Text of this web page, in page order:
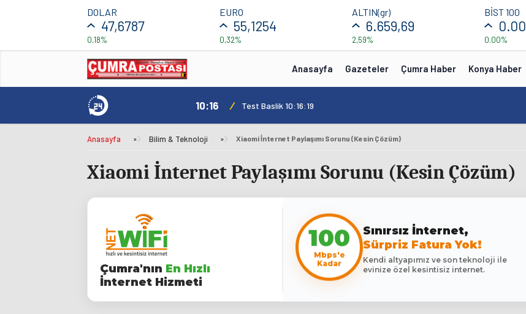
DOLAR
47,6787
0,18%
EURO
55,1254
0,32%
ALTIN(gr)
6.659,69
2,59%
BİST 100
0.00
0.00%
Anasayfa Gazeteler Çumra Haber Konya Haber
10:16 / Test Baslik 10:16:19
Anasayfa » Bilim & Teknoloji » Xiaomi İnternet Paylaşımı Sorunu (Kesin Çözüm)
Xiaomi İnternet Paylaşımı Sorunu (Kesin Çözüm)
Çumra'nın En Hızlı
İnternet Hizmeti
100
Mbps'e
Kadar
Sınırsız İnternet,
Sürpriz Fatura Yok!
Kendi altyapımız ve son teknoloji ile
evinize özel kesintisiz internet.